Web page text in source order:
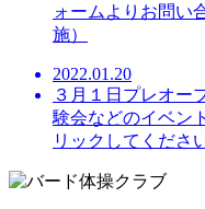
ォームよりお問い
施）
2022.01.20
３月１日プレオー
験会などのイベン
リックしてくださ